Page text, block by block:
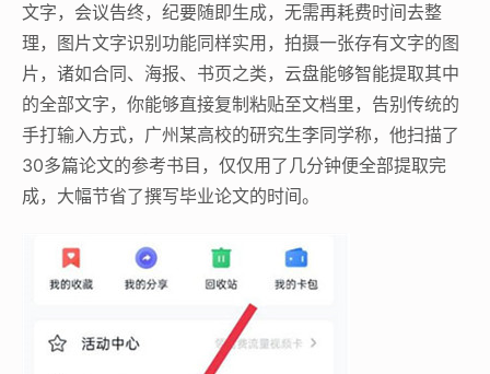
文字，会议告终，纪要随即生成，无需再耗费时间去整
理，图片文字识别功能同样实用，拍摄一张存有文字的图
片，诸如合同、海报、书页之类，云盘能够智能提取其中
的全部文字，你能够直接复制粘贴至文档里，告别传统的
手打输入方式，广州某高校的研究生李同学称，他扫描了
30多篇论文的参考书目，仅仅用了几分钟便全部提取完
成，大幅节省了撰写毕业论文的时间。